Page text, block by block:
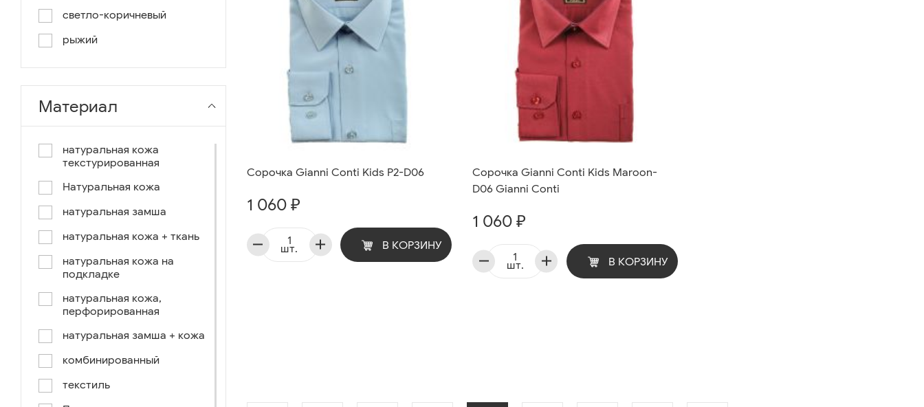
светло-коричневый
рыжий
серо-коричневый
светло-голубой
чёрный-коричневый
комбинированный
коричнево-зеленый
коричневый-синий
коричневый/светло-
коричневый /ручное окраш.-
синий/черный
коричневый /ручное окраш.-
Материал
натуральная кожа
текстурированная
Натуральная кожа
натуральная замша
натуральная кожа + ткань
натуральная кожа на
подкладке
натуральная кожа,
перфорированная
натуральная замша + кожа
комбинированный
текстиль
Сорочка Gianni Conti Kids P2-D06
1 060 ₽
шт. В КОРЗИНУ
Сорочка Gianni Conti Kids Maroon-
D06 Gianni Conti
1 060 ₽
шт. В КОРЗИНУ